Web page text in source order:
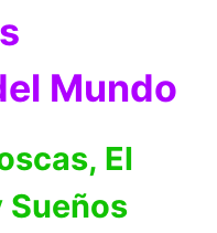
Mundo
El
Sueños